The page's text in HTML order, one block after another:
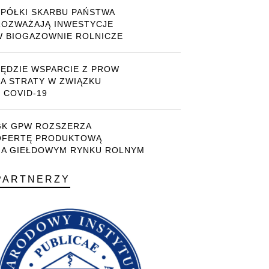
SKARBU PAŃSTWA
INWESTYCJE
BIOGAZOWNIE ROLNICZE
WSPARCIE Z PROW
STRATY W ZWIĄZKU
COVID-19
GPW ROZSZERZA
PRODUKTOWĄ
GIEŁDOWYM RYNKU ROLNYM